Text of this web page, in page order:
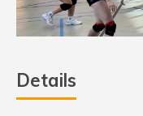
Details